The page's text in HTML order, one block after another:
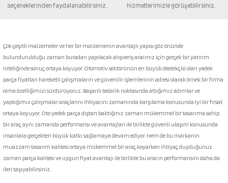
Gönder
seçeneklerinden faydalanabilirsiniz.
hizmetlerimizle görüşebilirsiniz.
Çok çeşitli malzemeler ve her bir malzemenin avantajlı yapısı göz önünde
bulundurulduğu zaman buradan yapılacak alışveriş aracınız için gerçek bir yatırım
niteliğinde sonuç ortaya koyuyor. Otomotiv sektörünün en büyük destekçisi olan yedek
parça fiyatları hareketli çalışmaların ve güvenilir işlemlerinin adresi olarak örnek bir firma
olma özelliğimizi sürdürüyoruz. Başarılı tedarik noktasında attığımız adımlar ve
yaptığımız çalışmalar araçlarını ihtiyacını zamanında karşılama konusunda iyi bir fırsat
ortaya koyuyor. Oto yedek parça dıştan baktığınız zaman mükemmel bir tasarıma sahip
bir araç aynı zamanda performansı ve avantajları ile birlikte güvenli ulaşım konusunda
insanlara gerçekten büyük katkı sağlamaya devam ediyor. Hem de bu markanın
muazzam tasarım kalitesi ortaya mükemmel bir araç koyarken ihtiyaç duyduğunuz
zaman parça kalitesi ve uygun fiyat avantajı ile birlikte bu aracın performansını daha da
ileri taşıyabilirsiniz.